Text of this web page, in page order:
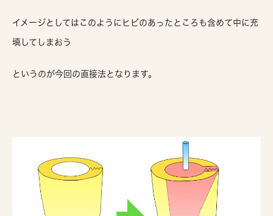
イメージとしてはこのようにヒビのあったところも含めて中に充
填してしまおう
というのが今回の直接法となります。